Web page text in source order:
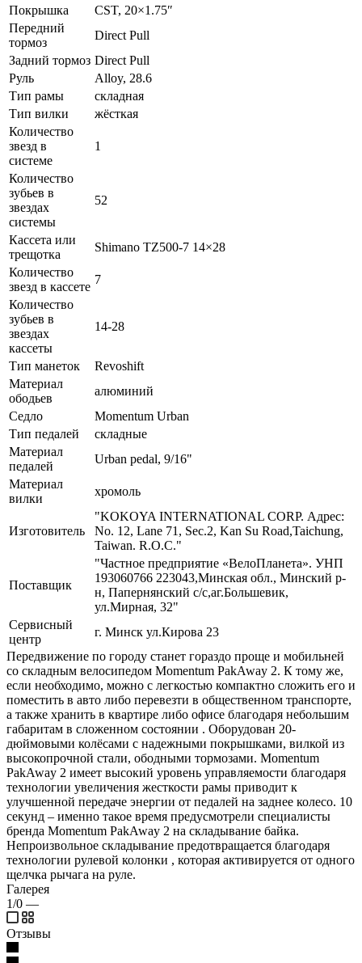
Покрышка
CST, 20×1.75″
Передний
тормоз
Direct Pull
Задний тормоз Direct Pull
Руль
Alloy, 28.6
Тип рамы
складная
Тип вилки
жёсткая
Количество
звезд в
системе
1
Количество
зубьев в
звездах
системы
52
Кассета или
трещотка
Shimano TZ500-7 14×28
Количество
звезд в кассете
7
Количество
зубьев в
звездах
кассеты
14-28
Тип манеток
Revoshift
Материал
ободьев
алюминий
Седло
Momentum Urban
Тип педалей
складные
Материал
педалей
Urban pedal, 9/16"
Материал
вилки
хромоль
Изготовитель
"KOKOYA INTERNATIONAL CORP. Адрес:
No. 12, Lane 71, Sec.2, Kan Su Road,Taichung,
Taiwan. R.O.C."
Поставщик
"Частное предприятие «ВелоПланета». УНП
193060766 223043,Минская обл., Минский р-
н, Папернянский с/с,аг.Большевик,
ул.Мирная, 32"
Сервисный
центр
г. Минск ул.Кирова 23
Передвижение по городу станет гораздо проще и мобильней
со складным велосипедом Momentum PakAway 2. К тому же,
если необходимо, можно с легкостью компактно сложить его и
поместить в авто либо перевезти в общественном транспорте,
а также хранить в квартире либо офисе благодаря небольшим
габаритам в сложенном состоянии . Оборудован 20-
дюймовыми колёсами с надежными покрышками, вилкой из
высокопрочной стали, ободными тормозами. Momentum
PakAway 2 имеет высокий уровень управляемости благодаря
технологии увеличения жесткости рамы приводит к
улучшенной передаче энергии от педалей на заднее колесо. 10
секунд – именно такое время предусмотрели специалисты
бренда Momentum PakAway 2 на складывание байка.
Непроизвольное складывание предотвращается благодаря
технологии рулевой колонки , которая активируется от одного
щелчка рычага на руле.
Галерея
1/0 —
Отзывы